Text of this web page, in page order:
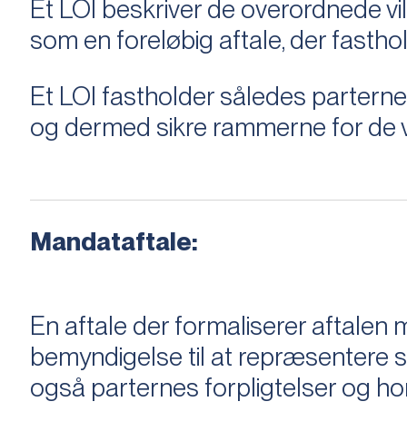
Et LOI beskriver de overordnede
som en foreløbig aftale, der
Et LOI fastholder således
og dermed sikre rammerne for de
Mandataftale:
En aftale der formaliserer
bemyndigelse til at repræsentere
også parternes forpligtelser og